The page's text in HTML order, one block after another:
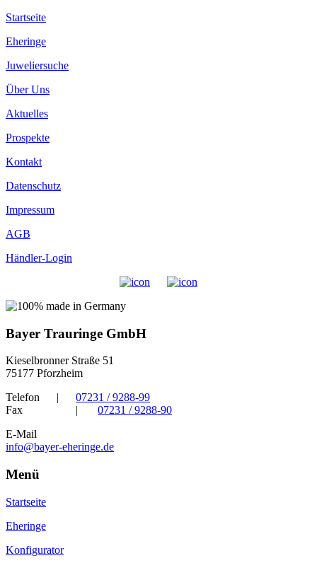
Startseite
Eheringe
Juweliersuche
Über Uns
Aktuelles
Prospekte
Kontakt
Datenschutz
Impressum
AGB
Händler-Login
Bayer Trauringe GmbH
Kieselbronner Straße 51
75177 Pforzheim
Telefon
|
07231 / 9288-99
Fax
|
07231 / 9288-90
E-Mail
info@bayer-eheringe.de
Menü
Startseite
Eheringe
Konfigurator